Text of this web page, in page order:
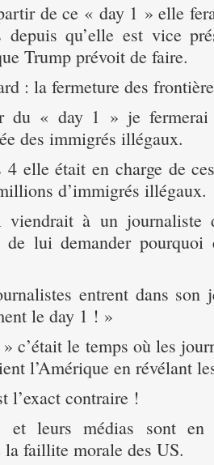
de ce « day 1 » elle
depuis qu’elle est vice
Trump prévoit de faire.
: la fermeture des
du « day 1 » je fermerai
des immigrés illégaux.
4 elle était en charge de
d’immigrés illégaux.
viendrait à un journaliste
de lui demander
entrent dans
le day 1 ! »
c’était le temps où les
l’Amérique en révélant
l’exact contraire !
et leurs médias sont en
la faillite morale des US.